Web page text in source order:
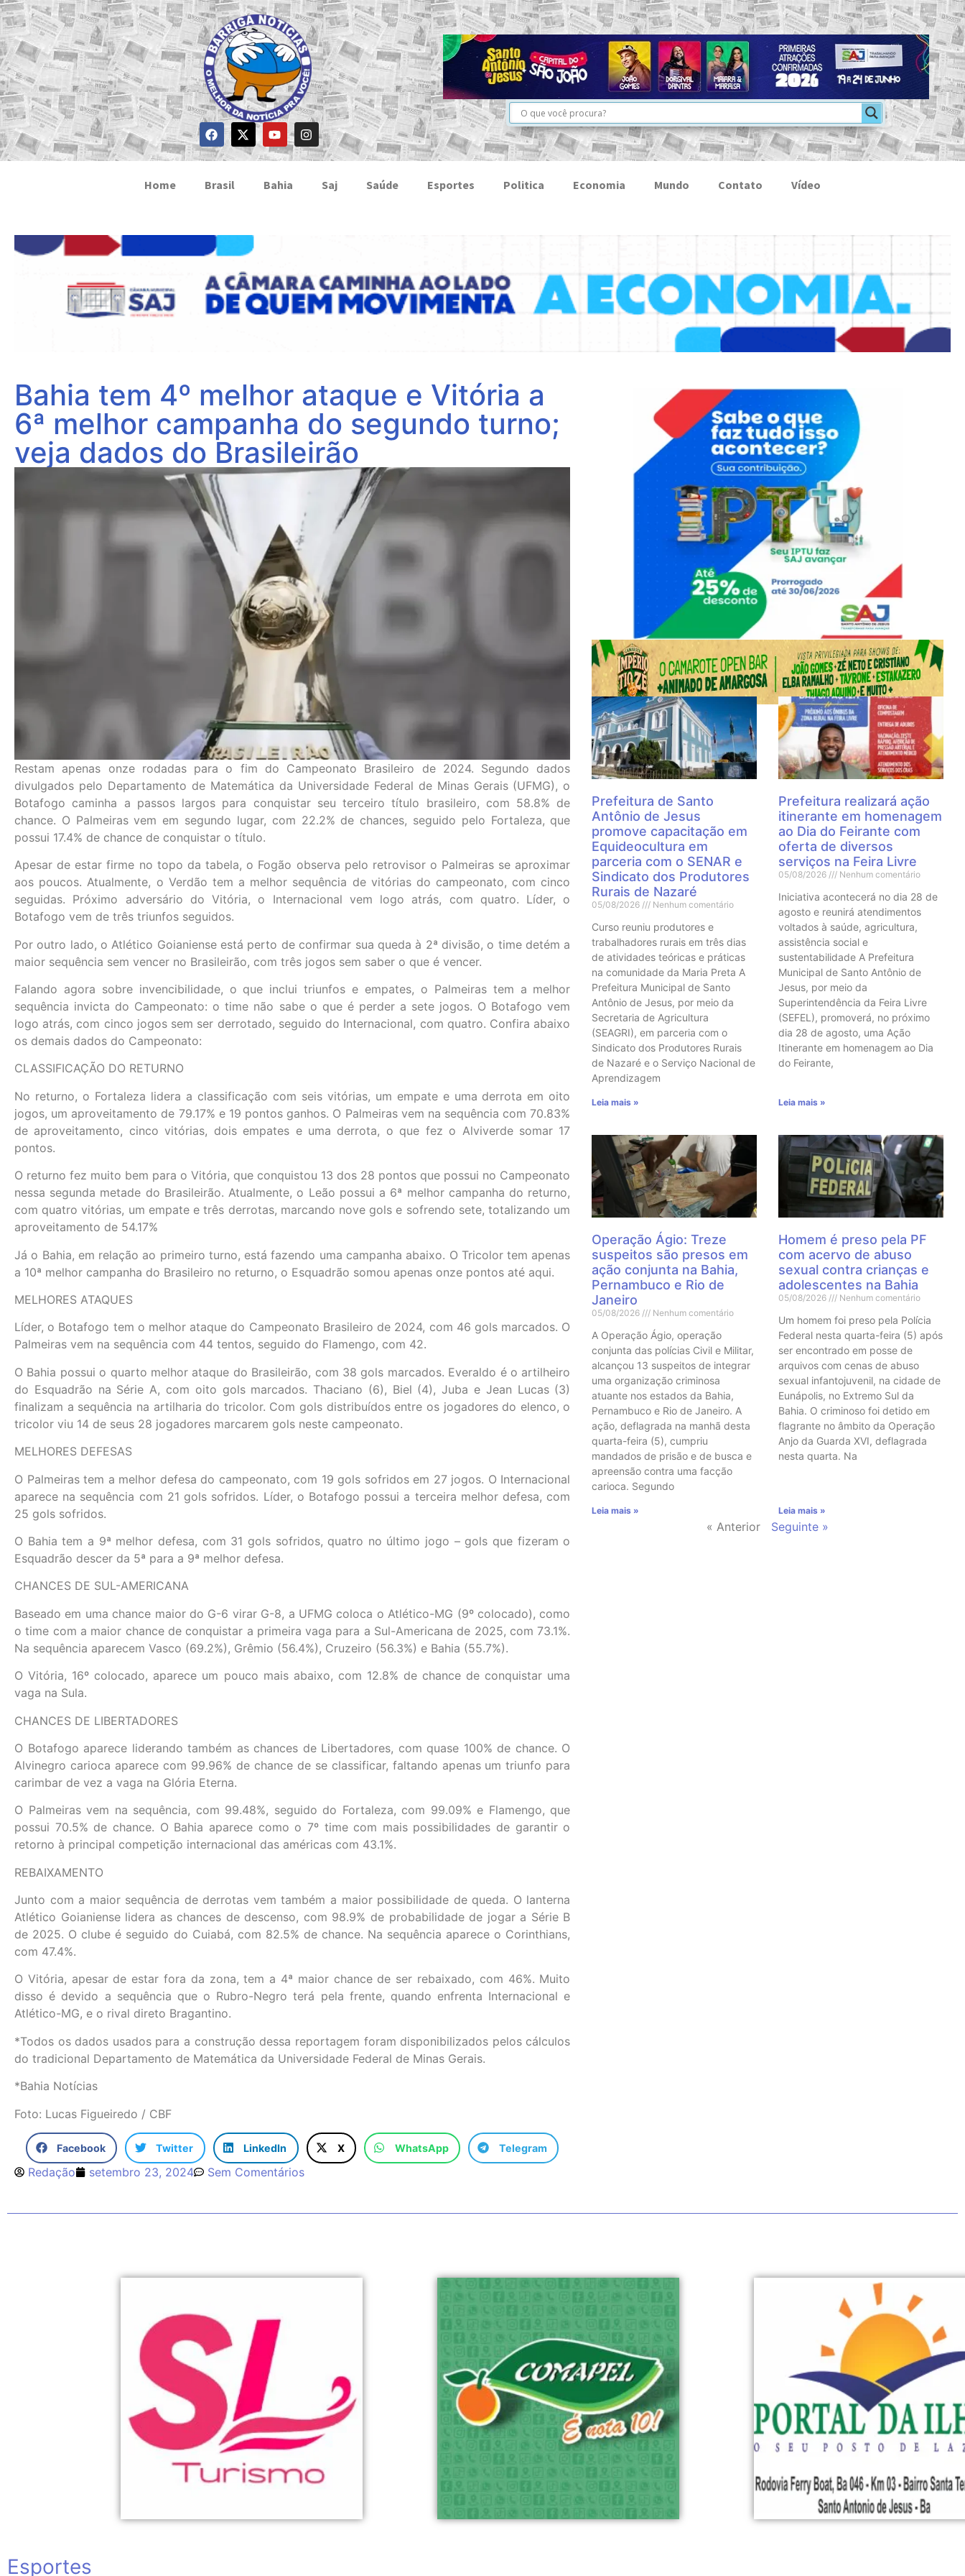
Home Brasil Bahia Saj Saúde Esportes Politica Economia Mundo Contato Vídeo
Bahia tem 4º melhor ataque e Vitória a
6ª melhor campanha do segundo turno;
veja dados do Brasileirão
Restam apenas onze rodadas para o fim do Campeonato Brasileiro de 2024. Segundo dados
divulgados pelo Departamento de Matemática da Universidade Federal de Minas Gerais (UFMG), o
Botafogo caminha a passos largos para conquistar seu terceiro título brasileiro, com 58.8% de
chance. O Palmeiras vem em segundo lugar, com 22.2% de chances, seguido pelo Fortaleza, que
possui 17.4% de chance de conquistar o título.
Apesar de estar firme no topo da tabela, o Fogão observa pelo retrovisor o Palmeiras se aproximar
aos poucos. Atualmente, o Verdão tem a melhor sequência de vitórias do campeonato, com cinco
seguidas. Próximo adversário do Vitória, o Internacional vem logo atrás, com quatro. Líder, o
Botafogo vem de três triunfos seguidos.
Por outro lado, o Atlético Goianiense está perto de confirmar sua queda à 2ª divisão, o time detém a
maior sequência sem vencer no Brasileirão, com três jogos sem saber o que é vencer.
Falando agora sobre invencibilidade, o que inclui triunfos e empates, o Palmeiras tem a melhor
sequência invicta do Campeonato: o time não sabe o que é perder a sete jogos. O Botafogo vem
logo atrás, com cinco jogos sem ser derrotado, seguido do Internacional, com quatro. Confira abaixo
os demais dados do Campeonato:
CLASSIFICAÇÃO DO RETURNO
No returno, o Fortaleza lidera a classificação com seis vitórias, um empate e uma derrota em oito
jogos, um aproveitamento de 79.17% e 19 pontos ganhos. O Palmeiras vem na sequência com 70.83%
de aproveitamento, cinco vitórias, dois empates e uma derrota, o que fez o Alviverde somar 17
pontos.
O returno fez muito bem para o Vitória, que conquistou 13 dos 28 pontos que possui no Campeonato
nessa segunda metade do Brasileirão. Atualmente, o Leão possui a 6ª melhor campanha do returno,
com quatro vitórias, um empate e três derrotas, marcando nove gols e sofrendo sete, totalizando um
aproveitamento de 54.17%
Já o Bahia, em relação ao primeiro turno, está fazendo uma campanha abaixo. O Tricolor tem apenas
a 10ª melhor campanha do Brasileiro no returno, o Esquadrão somou apenas onze pontos até aqui.
MELHORES ATAQUES
Líder, o Botafogo tem o melhor ataque do Campeonato Brasileiro de 2024, com 46 gols marcados. O
Palmeiras vem na sequência com 44 tentos, seguido do Flamengo, com 42.
O Bahia possui o quarto melhor ataque do Brasileirão, com 38 gols marcados. Everaldo é o artilheiro
do Esquadrão na Série A, com oito gols marcados. Thaciano (6), Biel (4), Juba e Jean Lucas (3)
finalizam a sequência na artilharia do tricolor. Com gols distribuídos entre os jogadores do elenco, o
tricolor viu 14 de seus 28 jogadores marcarem gols neste campeonato.
MELHORES DEFESAS
O Palmeiras tem a melhor defesa do campeonato, com 19 gols sofridos em 27 jogos. O Internacional
aparece na sequência com 21 gols sofridos. Líder, o Botafogo possui a terceira melhor defesa, com
25 gols sofridos.
O Bahia tem a 9ª melhor defesa, com 31 gols sofridos, quatro no último jogo – gols que fizeram o
Esquadrão descer da 5ª para a 9ª melhor defesa.
CHANCES DE SUL-AMERICANA
Baseado em uma chance maior do G-6 virar G-8, a UFMG coloca o Atlético-MG (9º colocado), como
o time com a maior chance de conquistar a primeira vaga para a Sul-Americana de 2025, com 73.1%.
Na sequência aparecem Vasco (69.2%), Grêmio (56.4%), Cruzeiro (56.3%) e Bahia (55.7%).
O Vitória, 16º colocado, aparece um pouco mais abaixo, com 12.8% de chance de conquistar uma
vaga na Sula.
CHANCES DE LIBERTADORES
O Botafogo aparece liderando também as chances de Libertadores, com quase 100% de chance. O
Alvinegro carioca aparece com 99.96% de chance de se classificar, faltando apenas um triunfo para
carimbar de vez a vaga na Glória Eterna.
O Palmeiras vem na sequência, com 99.48%, seguido do Fortaleza, com 99.09% e Flamengo, que
possui 70.5% de chance. O Bahia aparece como o 7º time com mais possibilidades de garantir o
retorno à principal competição internacional das américas com 43.1%.
REBAIXAMENTO
Junto com a maior sequência de derrotas vem também a maior possibilidade de queda. O lanterna
Atlético Goianiense lidera as chances de descenso, com 98.9% de probabilidade de jogar a Série B
de 2025. O clube é seguido do Cuiabá, com 82.5% de chance. Na sequência aparece o Corinthians,
com 47.4%.
O Vitória, apesar de estar fora da zona, tem a 4ª maior chance de ser rebaixado, com 46%. Muito
disso é devido a sequência que o Rubro-Negro terá pela frente, quando enfrenta Internacional e
Atlético-MG, e o rival direto Bragantino.
*Todos os dados usados para a construção dessa reportagem foram disponibilizados pelos cálculos
do tradicional Departamento de Matemática da Universidade Federal de Minas Gerais.
*Bahia Notícias
Foto: Lucas Figueiredo / CBF
Facebook Twitter LinkedIn X WhatsApp Telegram
Redação setembro 23, 2024 Sem Comentários
Mais Notícias
Prefeitura de Santo
Antônio de Jesus
promove capacitação em
Equideocultura em
parceria com o SENAR e
Sindicato dos Produtores
Rurais de Nazaré
05/08/2026 Nenhum comentário
Curso reuniu produtores e
trabalhadores rurais em três dias
de atividades teóricas e práticas
na comunidade da Maria Preta A
Prefeitura Municipal de Santo
Antônio de Jesus, por meio da
Secretaria de Agricultura
(SEAGRI), em parceria com o
Sindicato dos Produtores Rurais
de Nazaré e o Serviço Nacional de
Aprendizagem
Leia mais »
Prefeitura realizará ação
itinerante em homenagem
ao Dia do Feirante com
oferta de diversos
serviços na Feira Livre
05/08/2026 Nenhum comentário
Iniciativa acontecerá no dia 28 de
agosto e reunirá atendimentos
voltados à saúde, agricultura,
assistência social e
sustentabilidade A Prefeitura
Municipal de Santo Antônio de
Jesus, por meio da
Superintendência da Feira Livre
(SEFEL), promoverá, no próximo
dia 28 de agosto, uma Ação
Itinerante em homenagem ao Dia
do Feirante,
Leia mais »
Operação Ágio: Treze
suspeitos são presos em
ação conjunta na Bahia,
Pernambuco e Rio de
Janeiro
05/08/2026 Nenhum comentário
A Operação Ágio, operação
conjunta das polícias Civil e Militar,
alcançou 13 suspeitos de integrar
uma organização criminosa
atuante nos estados da Bahia,
Pernambuco e Rio de Janeiro. A
ação, deflagrada na manhã desta
quarta-feira (5), cumpriu
mandados de prisão e de busca e
apreensão contra uma facção
carioca. Segundo
Leia mais »
Homem é preso pela PF
com acervo de abuso
sexual contra crianças e
adolescentes na Bahia
05/08/2026 Nenhum comentário
Um homem foi preso pela Polícia
Federal nesta quarta-feira (5) após
ser encontrado em posse de
arquivos com cenas de abuso
sexual infantojuvenil, na cidade de
Eunápolis, no Extremo Sul da
Bahia. O criminoso foi detido em
flagrante no âmbito da Operação
Anjo da Guarda XVI, deflagrada
nesta quarta. Na
Leia mais »
« Anterior Seguinte »
Esportes